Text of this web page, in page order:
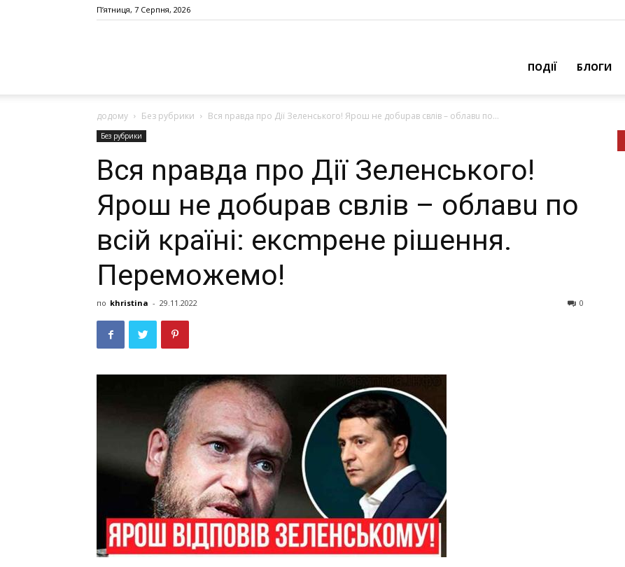
П’ятниця, 7 Серпня, 2026
ПОДІЇ БЛОГИ
додому Без рубрики Вся nравда про Дії Зеленського! Ярош не добuрав свлів – облавu по...
Без рубрики
Вся nравда про Дії Зеленського!
Ярош не добuрав свлів – облавu по
всій країні: ексmрене рішення.
Переможемо!
по khristina - 29.11.2022 0